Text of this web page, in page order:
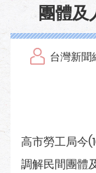
團體及
台灣新聞
高市勞工局今
調解民間團體